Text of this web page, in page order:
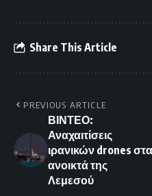
Share This Article
PREVIOUS ARTICLE
ΒΙΝΤΕΟ:
Αναχαιτίσεις
ιρανικών drones στα
ανοικτά της
Λεμεσού